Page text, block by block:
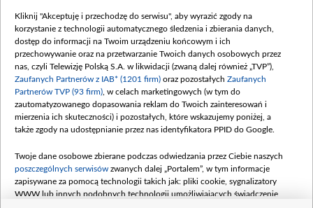
(wpłata wrzesień 100 mln, październik 350
mln, listopad 265 mln)
Dofinansowanie 48 862 000,00 PLN
Data podpisania umowy: GRUDZIEŃ 2025
(wpłata grudzień 60,548 mln)
Dofinansowanie 900 000 000,00 PLN
Data podpisania umowy: LUTY 2026 (wpłata
kwiecień 180 mln, 7 maja 180 mln, 8
czerwca 90 mln)
Dofinansowanie 250 000 000,00 PLN
Kliknij "Akceptuję i przechodzę do serwisu", aby wyrazić zgody na
korzystanie z technologii automatycznego śledzenia i zbierania danych,
dostęp do informacji na Twoim urządzeniu końcowym i ich
przechowywanie oraz na przetwarzanie Twoich danych osobowych przez
nas, czyli Telewizję Polską S.A. w likwidacji (zwaną dalej również „TVP”),
Zaufanych Partnerów z IAB* (1201 firm) oraz pozostałych Zaufanych
Partnerów TVP (93 firm) , w celach marketingowych (w tym do
zautomatyzowanego dopasowania reklam do Twoich zainteresowań i
mierzenia ich skuteczności) i pozostałych, które wskazujemy poniżej, a
także zgody na udostępnianie przez nas identyfikatora PPID do Google.
Twoje dane osobowe zbierane podczas odwiedzania przez Ciebie naszych
poszczególnych serwisów zwanych dalej „Portalem”, w tym informacje
zapisywane za pomocą technologii takich jak: pliki cookie, sygnalizatory
WWW lub innych podobnych technologii umożliwiających świadczenie